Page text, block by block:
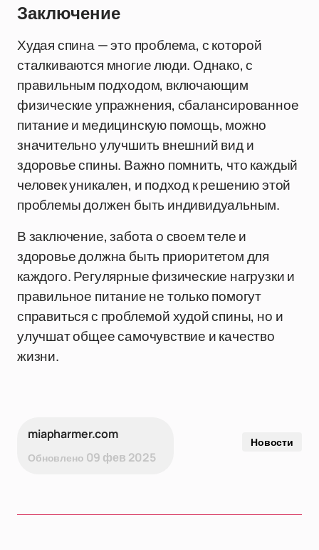
Заключение
Худая спина — это проблема, с которой
сталкиваются многие люди. Однако, с
правильным подходом, включающим
физические упражнения, сбалансированное
питание и медицинскую помощь, можно
значительно улучшить внешний вид и
здоровье спины. Важно помнить, что каждый
человек уникален, и подход к решению этой
проблемы должен быть индивидуальным.
В заключение, забота о своем теле и
здоровье должна быть приоритетом для
каждого. Регулярные физические нагрузки и
правильное питание не только помогут
справиться с проблемой худой спины, но и
улучшат общее самочувствие и качество
жизни.
miapharmer.com
Обновлено 09 фев 2025
Новости